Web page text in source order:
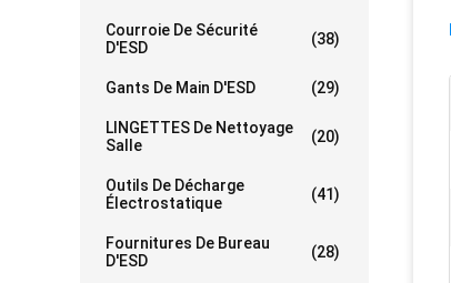
Courroie De Sécurité
D'ESD
(38)
Gants De Main D'ESD (29)
LINGETTES De Nettoyage
Salle
(20)
Outils De Décharge
Électrostatique
(41)
Fournitures De Bureau
D'ESD
(28)